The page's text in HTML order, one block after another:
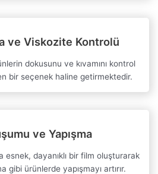
ve Viskozite Kontrolü
dokusunu ve kıvamını kontrol
bir seçenek haline getirmektedir.
ve Yapışma
esnek, dayanıklı bir film oluşturarak
gibi ürünlerde yapışmayı artırır.